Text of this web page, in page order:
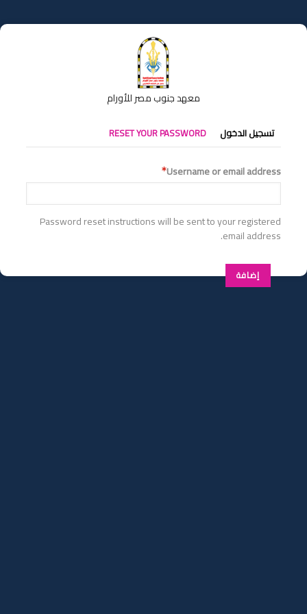
إلى
المحتوى
معهد جنوب مصر للأورام
التبويبات
الأساسية
تسجيل الدخول RESET YOUR PASSWORD
Username or email address
Password reset instructions will be sent to your registered
email address.